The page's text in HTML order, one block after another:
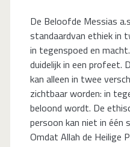
De Beloofde Messias
standaardvan ethiek in
in tegenspoed en
duidelijk in een profeet.
kan alleen in twee
zichtbaar worden: in
beloond wordt. De
persoon kan niet in één
Omdat Allah de Heilige